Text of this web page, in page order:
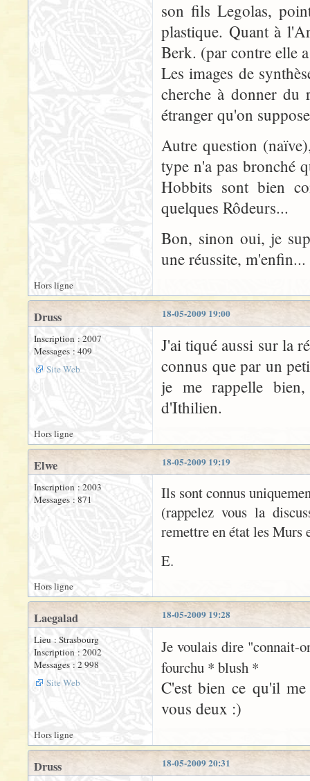
son fils Legolas,
plastique. Quant à
Berk. (par contre elle
Les images de
cherche à donner du
étranger qu'on
Autre question
type n'a pas bronché
Hobbits sont bien
quelques Rôdeurs...
Bon, sinon oui, je
une réussite, m'enfin...
Hors ligne
18-05-2009 19:00
Druss
Inscription : 2007
Messages : 409
Site Web
J'ai tiqué aussi sur la
connus que par un
je me rappelle
d'Ithilien.
Hors ligne
18-05-2009 19:19
Elwe
Inscription : 2003
Messages : 871
Ils sont connus
(rappelez vous la
remettre en état les Murs
E.
Hors ligne
18-05-2009 19:28
Laegalad
Lieu : Strasbourg
Inscription : 2002
Messages : 2 998
Site Web
Je voulais dire "connait-
fourchu * blush *
C'est bien ce qu'il
vous deux :)
Hors ligne
18-05-2009 20:31
Druss